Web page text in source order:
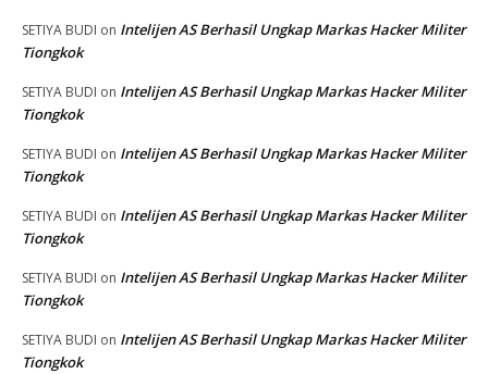
SETIYA BUDI on Intelijen AS Berhasil Ungkap Markas Hacker Militer
Tiongkok
SETIYA BUDI on Intelijen AS Berhasil Ungkap Markas Hacker Militer
Tiongkok
SETIYA BUDI on Intelijen AS Berhasil Ungkap Markas Hacker Militer
Tiongkok
SETIYA BUDI on Intelijen AS Berhasil Ungkap Markas Hacker Militer
Tiongkok
SETIYA BUDI on Intelijen AS Berhasil Ungkap Markas Hacker Militer
Tiongkok
SETIYA BUDI on Intelijen AS Berhasil Ungkap Markas Hacker Militer
Tiongkok